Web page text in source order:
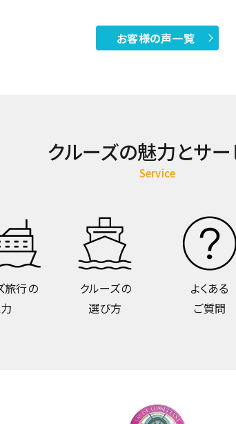
お客様の声一覧
クルーズの魅力とサ
Service
旅行の
クルーズの
選び方
よくある
ご質問